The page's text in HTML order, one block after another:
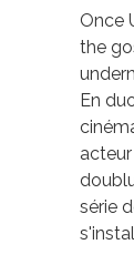
Once
the
En
série